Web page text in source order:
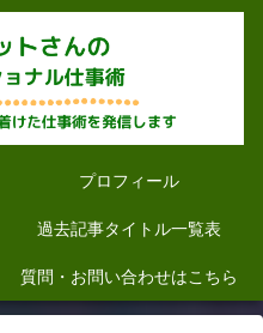
プロフィール
過去記事タイトル一覧表
質問・お問い合わせはこちら